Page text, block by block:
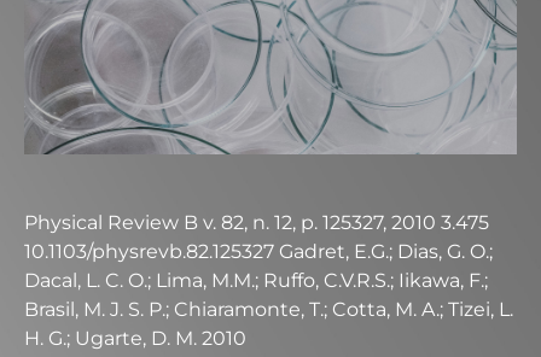
Physical Review B v. 82, n. 12, p. 125327, 2010 3.475
10.1103/physrevb.82.125327 Gadret, E.G.; Dias, G. O.;
Dacal, L. C. O.; Lima, M.M.; Ruffo, C.V.R.S.; Iikawa, F.;
Brasil, M. J. S. P.; Chiaramonte, T.; Cotta, M. A.; Tizei, L.
H. G.; Ugarte, D. M. 2010